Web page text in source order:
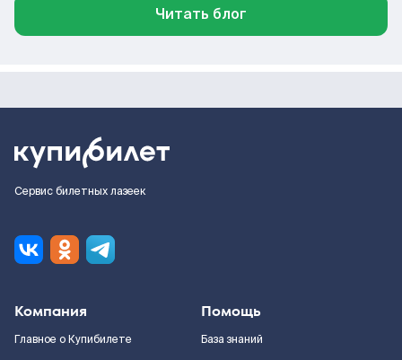
Читать блог
Сервис билетных лазеек
Компания
Главное о Купибилете
Помощь
База знаний